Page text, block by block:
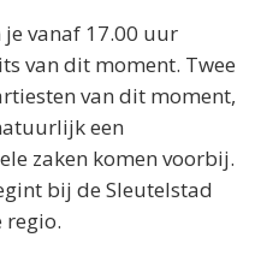
vanaf 17.00 uur
van dit moment. Twee
van dit moment,
een
zaken komen voorbij.
bij de Sleutelstad
regio.